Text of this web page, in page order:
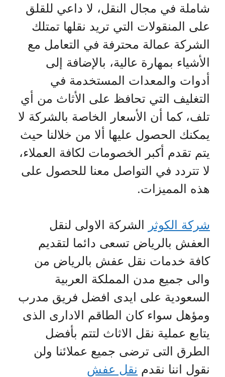
شاملة في مجال النقل، لا داعي للقلق
على المنقولات التي تريد نقلها تمتلك
الشركة عمالة محترفة في التعامل مع
الأشياء بمهارة عالية، بالإضافة إلى
أدوات والمعدات المستخدمة في
التغليف التي تحافظ على الأثاث من أي
تلف، كما أن الأسعار الخاصة بالشركة لا
يمكنك الحصول عليها ألا من خلالنا حيث
يتم تقدم أكبر الخصومات لكافة العملاء،
لا تتردد في التواصل معنا للحصول على
هذه المميزات.
شركة الكوثر الشركة الاولى لنقل
العفش بالرياض تسعى دائما لتقديم
كافة خدمات نقل عفش بالرياض من
والى جميع مدن المملكة العربية
السعودية على ايدى افضل فريق مدرب
ومؤهل سواء كان الطاقم الادارى الذى
يتابع عملية نقل الاثاث لتتم بأفضل
الطرق التى ترضى جميع عملائنا ولن
نقول اننا نقدم نقل عفش